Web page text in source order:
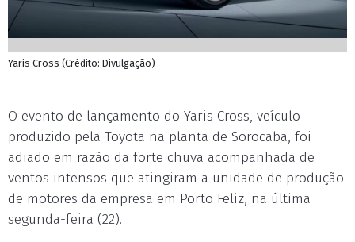
Yaris Cross (Crédito: Divulgação)
O evento de lançamento do Yaris Cross, veículo
produzido pela Toyota na planta de Sorocaba, foi
adiado em razão da forte chuva acompanhada de
ventos intensos que atingiram a unidade de produção
de motores da empresa em Porto Feliz, na última
segunda-feira (22).